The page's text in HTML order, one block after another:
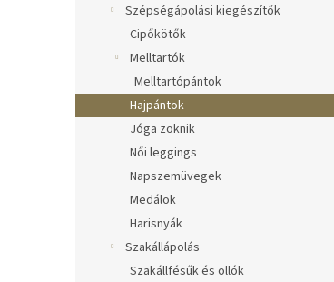
Szépségápolási kiegészítők
Cipőkötők
Melltartók
Melltartópántok
Hajpántok
Jóga zoknik
Női leggings
Napszemüvegek
Medálok
Harisnyák
Szakállápolás
Szakállfésűk és ollók